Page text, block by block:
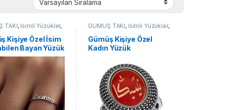
TAKI, İsimli Yüzükler,
Kişiye Özel İsim
Bayan Yüzük
GÜMÜŞ TAKI, İsimli Yüzükler,
Kadın Yüzükleri
Gümüş Kişiye Özel
Kadın Yüzük